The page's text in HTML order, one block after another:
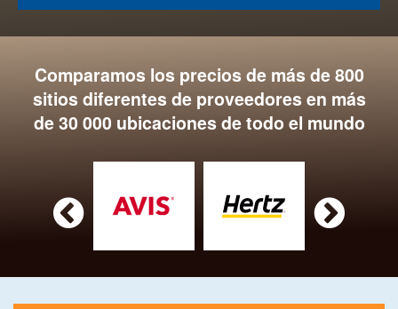
Comparamos los precios de más de 800
sitios diferentes de proveedores en más
de 30 000 ubicaciones de todo el mundo
 